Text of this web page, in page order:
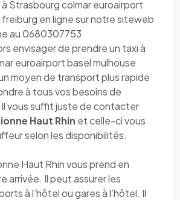
à Strasbourg colmar euroairport
en ligne sur notre siteweb
au 0680307753
envisager de prendre un taxi à
euroairport basel mulhouse
moyen de transport plus rapide
à tous vos besoins de
vous suffit juste de contacter
Haut Rhin et celle-ci vous
selon les disponibilités.
Haut Rhin vous prend en
arrivée. Il peut assurer les
à l’hôtel ou gares à l’hôtel. Il